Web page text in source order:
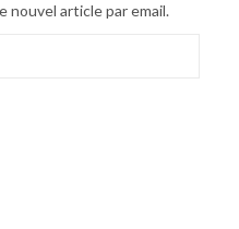
nouvel article par email.